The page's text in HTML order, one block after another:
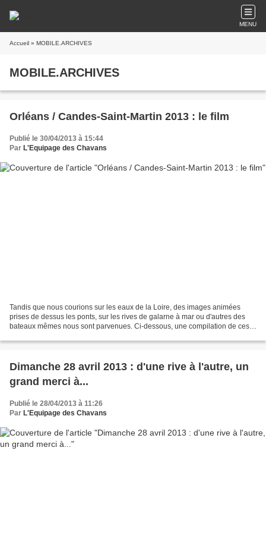
MENU
Accueil » MOBILE.ARCHIVES
MOBILE.ARCHIVES
Orléans / Candes-Saint-Martin 2013 : le film
Publié le 30/04/2013 à 15:44
Par L'Equipage des Chavans
Tandis que nous courions sur les eaux de la Loire, des images animées
prises de dessus les ponts, sur les rives de galarne à mar ou d'autres des
bateaux mêmes nous sont parvenues. Ci-dessous, une compilation de ces
Dimanche 28 avril 2013 : d'une rive à l'autre, un
grand merci à...
Publié le 28/04/2013 à 11:26
Par L'Equipage des Chavans